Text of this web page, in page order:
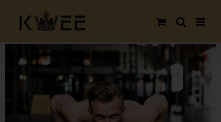
content
Larger
Image